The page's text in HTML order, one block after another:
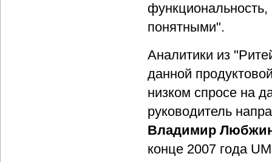
понятными".
Аналитики из
данной
низком спросе на
руководитель
Владимир
конце 2007 года